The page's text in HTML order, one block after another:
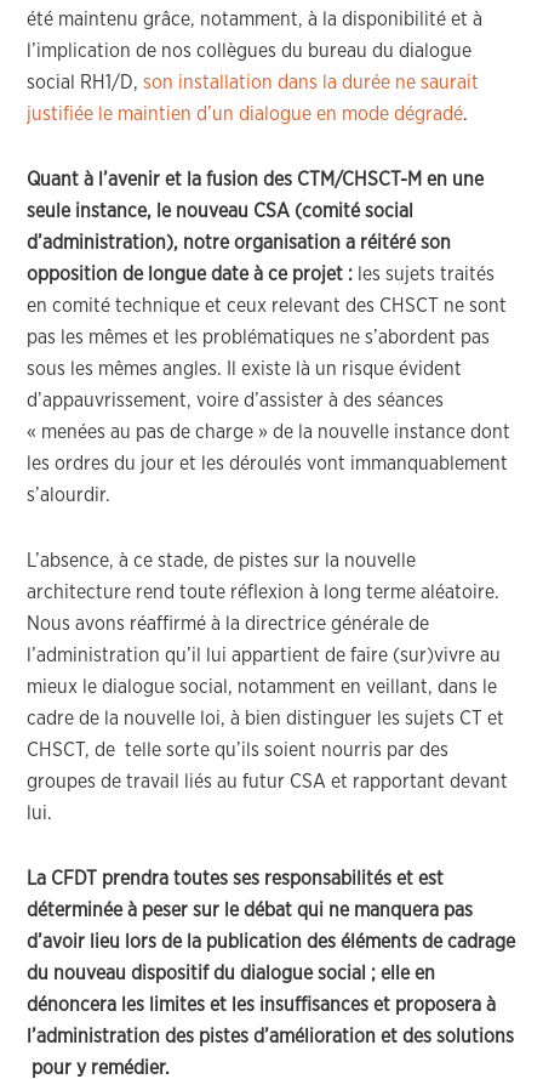
été maintenu grâce, notamment, à la disponibilité et à
l’implication de nos collègues du bureau du dialogue
social RH1/D,son installation dans la durée ne saurait
justifiée le maintien d’un dialogue en mode dégradé.
Quant à l’avenir et la fusion des CTM/CHSCT-M en une
seule instance, le nouveau CSA (comité social
d’administration), notre organisation a réitéré son
opposition de longue date à ce projet : les sujets traités
en comité technique et ceux relevant des CHSCT ne sont
pas les mêmes et les problématiques ne s’abordent pas
sous les mêmes angles. Il existe là un risque évident
d’appauvrissement, voire d’assister à des séances
« menées au pas de charge » de la nouvelle instance dont
les ordres du jour et les déroulés vont immanquablement
s’alourdir.
L’absence, à ce stade, de pistes sur la nouvelle
architecture rend toute réflexion à long terme aléatoire.
Nous avons réaffirmé à la directrice générale de
l’administration qu’il lui appartient de faire (sur)vivre au
mieux le dialogue social, notamment en veillant, dans le
cadre de la nouvelle loi, à bien distinguer les sujets CT et
CHSCT, de telle sorte qu’ils soient nourris par des
groupes de travail liés au futur CSA et rapportant devant
lui.
La CFDT prendra toutes ses responsabilités et est
déterminée à peser sur le débat qui ne manquera pas
d’avoir lieu lors de la publication des éléments de cadrage
du nouveau dispositif du dialogue social ; elle en
dénoncera les limites et les insuffisances et proposera à
l’administration des pistes d’amélioration et des solutions
pour y remédier.